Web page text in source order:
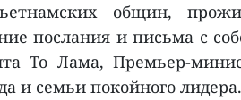
общин,
послания и письма с
То Лама, Премьер-
и семьи покойного лидера.